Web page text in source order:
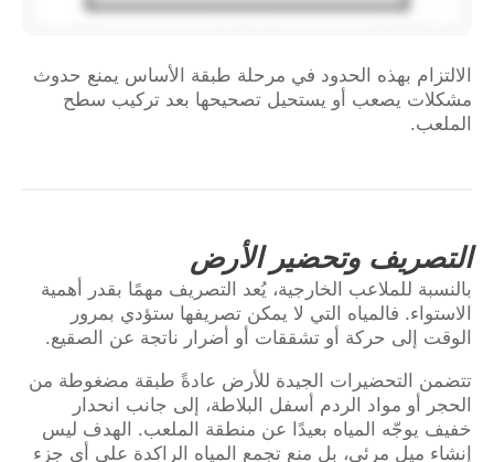
الالتزام بهذه الحدود في مرحلة طبقة الأساس يمنع حدوث
مشكلات يصعب أو يستحيل تصحيحها بعد تركيب سطح
الملعب.
التصريف وتحضير الأرض
بالنسبة للملاعب الخارجية، يُعد التصريف مهمًا بقدر أهمية
الاستواء. فالمياه التي لا يمكن تصريفها ستؤدي بمرور
الوقت إلى حركة أو تشققات أو أضرار ناتجة عن الصقيع.
تتضمن التحضيرات الجيدة للأرض عادةً طبقة مضغوطة من
الحجر أو مواد الردم أسفل البلاطة، إلى جانب انحدار
خفيف يوجّه المياه بعيدًا عن منطقة الملعب. الهدف ليس
إنشاء ميل مرئي، بل منع تجمع المياه الراكدة على أي جزء